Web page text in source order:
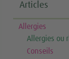
Articles
Allergies
Allergies ou
Conseils